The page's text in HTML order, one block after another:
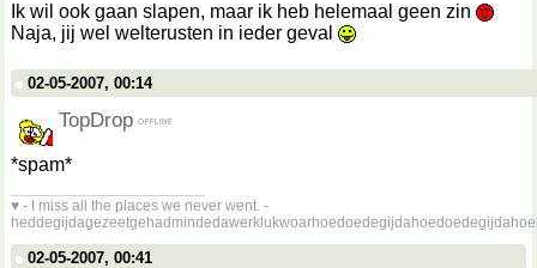
Ik wil ook gaan slapen, maar ik heb helemaal geen zin
Naja, jij wel welterusten in ieder geval
02-05-2007, 00:14
TopDrop
*spam*
♥ - I miss all the places we never went. -
02-05-2007, 00:41